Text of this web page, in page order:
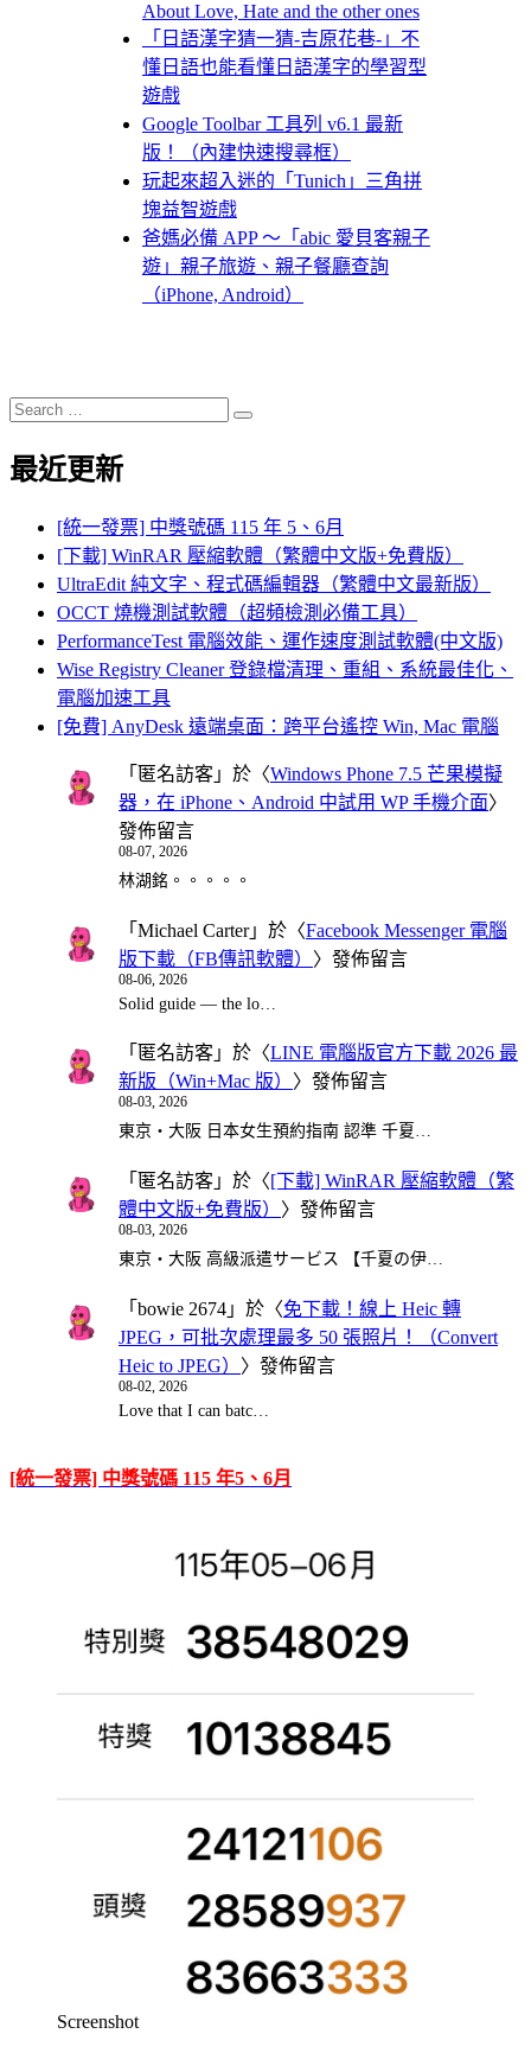
About Love, Hate and the other ones
「日語漢字猜一猜-吉原花巷-」不
懂日語也能看懂日語漢字的學習型
遊戲
Google Toolbar 工具列 v6.1 最新
版！（內建快速搜尋框）
玩起來超入迷的「Tunich」三角拼
塊益智遊戲
爸媽必備 APP ～「abic 愛貝客親子
遊」親子旅遊、親子餐廳查詢
（iPhone, Android）
Search
for:
Search
最近更新
[統一發票] 中獎號碼 115 年 5、6月
[下載] WinRAR 壓縮軟體（繁體中文版+免費版）
UltraEdit 純文字、程式碼編輯器（繁體中文最新版）
OCCT 燒機測試軟體（超頻檢測必備工具）
PerformanceTest 電腦效能、運作速度測試軟體(中文版)
Wise Registry Cleaner 登錄檔清理、重組、系統最佳化、
電腦加速工具
[免費] AnyDesk 遠端桌面：跨平台遙控 Win, Mac 電腦
「 匿名訪客 」於〈Windows Phone 7.5 芒果模擬
器，在 iPhone、Android 中試用 WP 手機介面〉
發佈留言
08-07, 2026
林湖銘。。。。。
「 Michael Carter」於〈Facebook Messenger 電腦
版下載（FB傳訊軟體） 〉發佈留言
08-06, 2026
Solid guide — the lo…
「 匿名訪客 」於〈LINE 電腦版官方下載 2026 最
新版（Win+Mac 版） 〉發佈留言
08-03, 2026
東京・大阪 日本女生預約指南 認準 千夏…
「 匿名訪客 」於〈[下載] WinRAR 壓縮軟體（繁
體中文版+免費版） 〉發佈留言
08-03, 2026
東京・大阪 高級派遣サービス 【千夏の伊…
「 bowie 2674 」於〈免下載！線上 Heic 轉
JPEG，可批次處理最多 50 張照片！（Convert
Heic to JPEG） 〉發佈留言
08-02, 2026
Love that I can batc…
[統一發票] 中獎號碼 115 年5、6月
Screenshot